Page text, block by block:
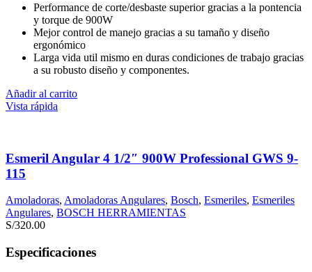
Performance de corte/desbaste superior gracias a la pontencia
y torque de 900W
Mejor control de manejo gracias a su tamaño y diseño
ergonómico
Larga vida util mismo en duras condiciones de trabajo gracias
a su robusto diseño y componentes.
Añadir al carrito
Vista rápida
Esmeril Angular 4 1/2″ 900W Professional GWS 9-
115
Amoladoras, Amoladoras Angulares, Bosch, Esmeriles, Esmeriles
Angulares, BOSCH HERRAMIENTAS
S/320.00
Especificaciones